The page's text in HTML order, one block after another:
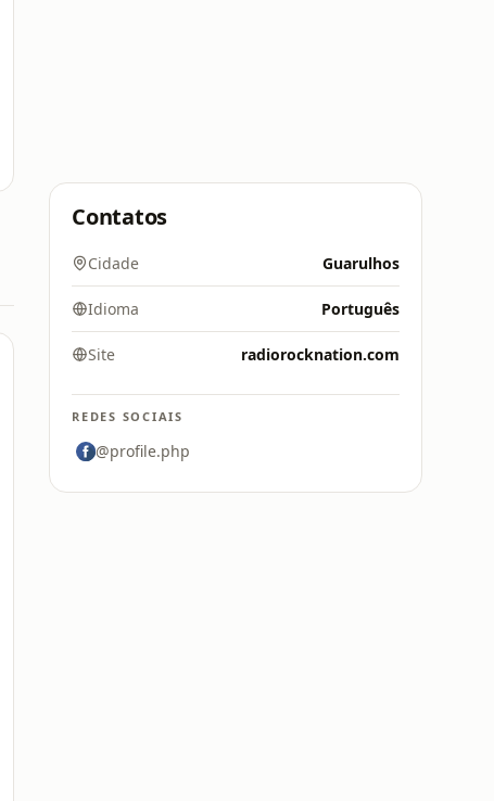
Contatos
Cidade Guarulhos
Idioma Português
Site radiorocknation.com
REDES SOCIAIS
@profile.php